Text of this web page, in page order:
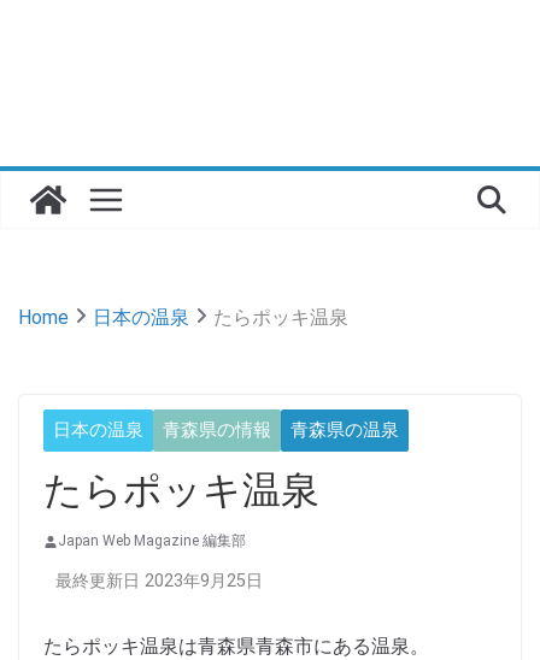
Home 日本の温泉 たらポッキ温泉
日本の温泉 青森県の情報 青森県の温泉
たらポッキ温泉
Japan Web Magazine 編集部
最終更新日 2023年9月25日
たらポッキ温泉は青森県青森市にある温泉。